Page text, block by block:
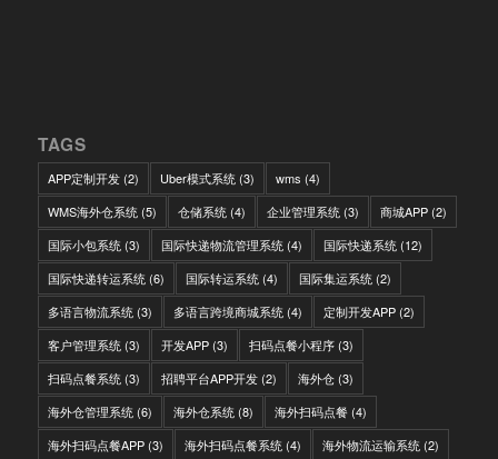
TAGS
APP定制开发(2) Uber模式系统(3) wms (4)
WMS海外仓系统(5) 仓储系统(4) 企业管理系统(3) 商城APP(2)
国际小包系统(3) 国际快递物流管理系统(4) 国际快递系统(12)
国际快递转运系统(6) 国际转运系统(4) 国际集运系统(2)
多语言物流系统(3) 多语言跨境商城系统(4) 定制开发APP(2)
客户管理系统(3) 开发APP(3) 扫码点餐小程序(3)
扫码点餐系统(3) 招聘平台APP开发(2) 海外仓(3)
海外仓管理系统(6) 海外仓系统(8) 海外扫码点餐(4)
海外扫码点餐APP(3) 海外扫码点餐系统(4) 海外物流运输系统(2)